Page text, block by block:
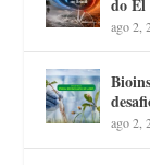
do El
ago 2,
ago 2,